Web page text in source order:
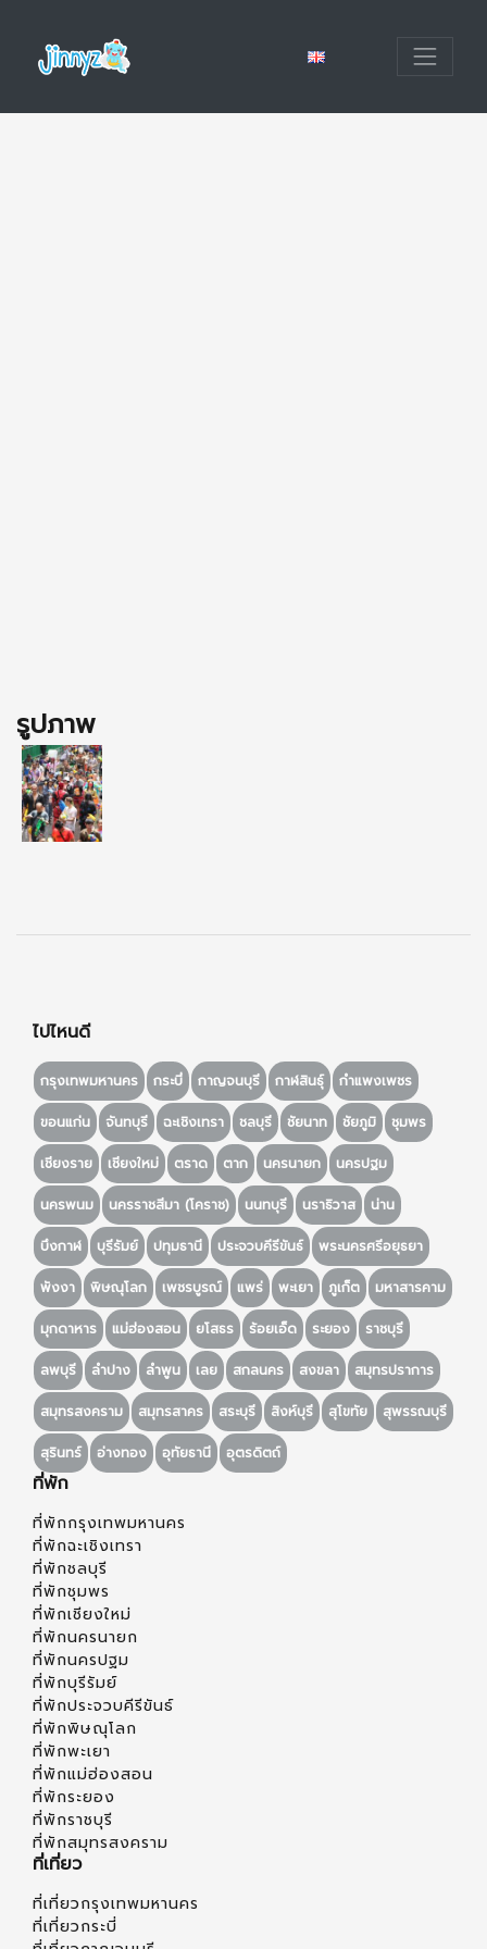
รูปภาพ
ไปไหนดี
กรุงเทพมหานคร กระบี่ กาญจนบุรี กาฬสินธุ์ กำแพงเพชร
ขอนแก่น จันทบุรี ฉะเชิงเทรา ชลบุรี ชัยนาท ชัยภูมิ ชุมพร
เชียงราย เชียงใหม่ ตราด ตาก นครนายก นครปฐม
นครพนม นครราชสีมา (โคราช) นนทบุรี นราธิวาส น่าน
บึงกาฬ บุรีรัมย์ ปทุมธานี ประจวบคีรีขันธ์ พระนครศรีอยุธยา
พังงา พิษณุโลก เพชรบูรณ์ แพร่ พะเยา ภูเก็ต มหาสารคาม
มุกดาหาร แม่ฮ่องสอน ยโสธร ร้อยเอ็ด ระยอง ราชบุรี
ลพบุรี ลำปาง ลำพูน เลย สกลนคร สงขลา สมุทรปราการ
สมุทรสงคราม สมุทรสาคร สระบุรี สิงห์บุรี สุโขทัย สุพรรณบุรี
สุรินทร์ อ่างทอง อุทัยธานี อุตรดิตถ์
ที่พัก
ที่พักกรุงเทพมหานคร
ที่พักฉะเชิงเทรา
ที่พักชลบุรี
ที่พักชุมพร
ที่พักเชียงใหม่
ที่พักนครนายก
ที่พักนครปฐม
ที่พักบุรีรัมย์
ที่พักประจวบคีรีขันธ์
ที่พักพิษณุโลก
ที่พักพะเยา
ที่พักแม่ฮ่องสอน
ที่พักระยอง
ที่พักราชบุรี
ที่พักสมุทรสงคราม
ที่เที่ยว
ที่เที่ยวกรุงเทพมหานคร
ที่เที่ยวกระบี่